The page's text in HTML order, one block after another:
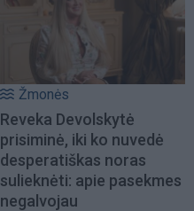
Žmonės
Reveka Devolskytė
prisiminė, iki ko nuvedė
desperatiškas noras
sulieknėti: apie pasekmes
negalvojau